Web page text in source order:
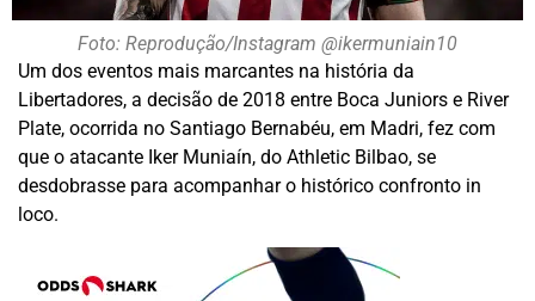
Foto: Reprodução/Instagram @ikermuniain10
Um dos eventos mais marcantes na história da
Libertadores, a decisão de 2018 entre Boca Juniors e River
Plate, ocorrida no Santiago Bernabéu, em Madri, fez com
que o atacante Iker Muniaín, do Athletic Bilbao, se
desdobrasse para acompanhar o histórico confronto in
loco.